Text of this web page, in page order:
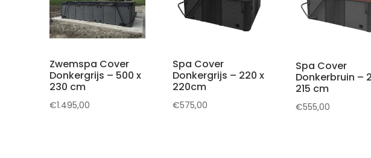
Zwemspa Cover
Donkergrijs – 500 x
230 cm
€1.495,00
Spa Cover
Donkergrijs – 220 x
220cm
€575,00
Spa Cover
Donkerbruin –
215 cm
€555,00